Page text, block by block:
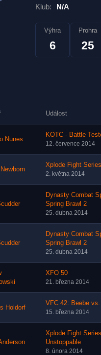
Klub:
N/A
Výhra
6
Prohra
25
Událost
Nunes
KOTC - Battle
12. července 2014
Xplode Fight
2. května 2014
Dynasty Combat
Spring Brawl 2
25. dubna 2014
Dynasty Combat
Spring Brawl 2
25. dubna 2014
XFO 50
21. března 2014
Holdorf
VFC 42: Beebe vs.
15. března 2014
Xplode Fight
Unstoppable
8. února 2014